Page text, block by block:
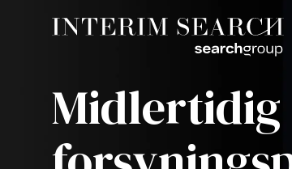
Midlertidig